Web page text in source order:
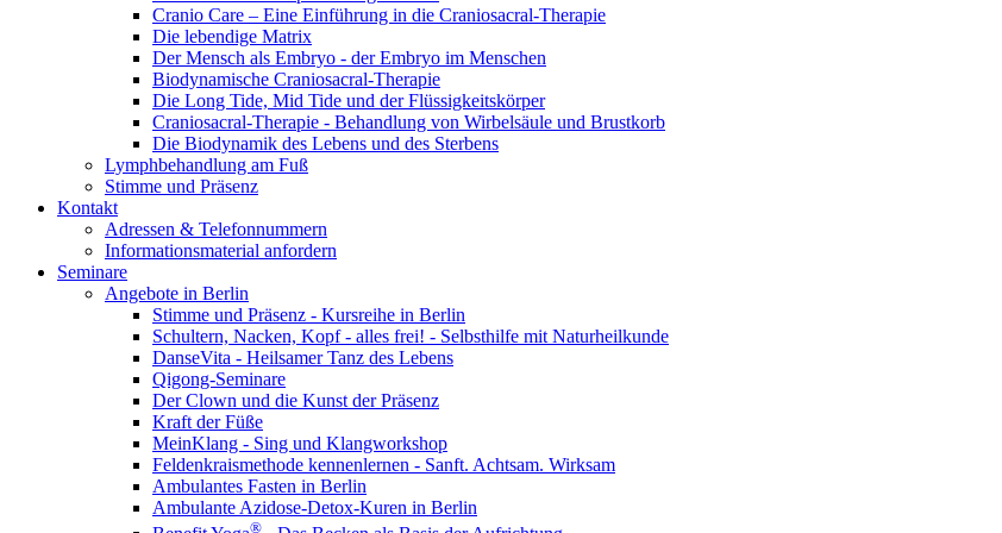
Cranio Care – Eine Einführung in die Craniosacral-Therapie
Die lebendige Matrix
Der Mensch als Embryo - der Embryo im Menschen
Biodynamische Craniosacral-Therapie
Die Long Tide, Mid Tide und der Flüssigkeitskörper
Craniosacral-Therapie - Behandlung von Wirbelsäule und Brustkorb
Die Biodynamik des Lebens und des Sterbens
Lymphbehandlung am Fuß
Stimme und Präsenz
Kontakt
Adressen & Telefonnummern
Informationsmaterial anfordern
Seminare
Angebote in Berlin
Stimme und Präsenz - Kursreihe in Berlin
Schultern, Nacken, Kopf - alles frei! - Selbsthilfe mit Naturheilkunde
DanseVita - Heilsamer Tanz des Lebens
Qigong-Seminare
Der Clown und die Kunst der Präsenz
Kraft der Füße
MeinKlang - Sing und Klangworkshop
Feldenkraismethode kennenlernen - Sanft. Achtsam. Wirksam
Ambulantes Fasten in Berlin
Ambulante Azidose-Detox-Kuren in Berlin
®